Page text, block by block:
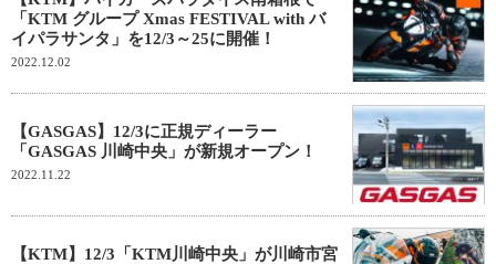
「KTM グループ Xmas FESTIVAL with バ
イパラサンタ」を12/3～25に開催！
2022.12.02
【GASGAS】12/3に正規ディーラー
「GASGAS 川崎中央」が新規オープン！
2022.11.22
【KTM】12/3「KTM川崎中央」が川崎市宮